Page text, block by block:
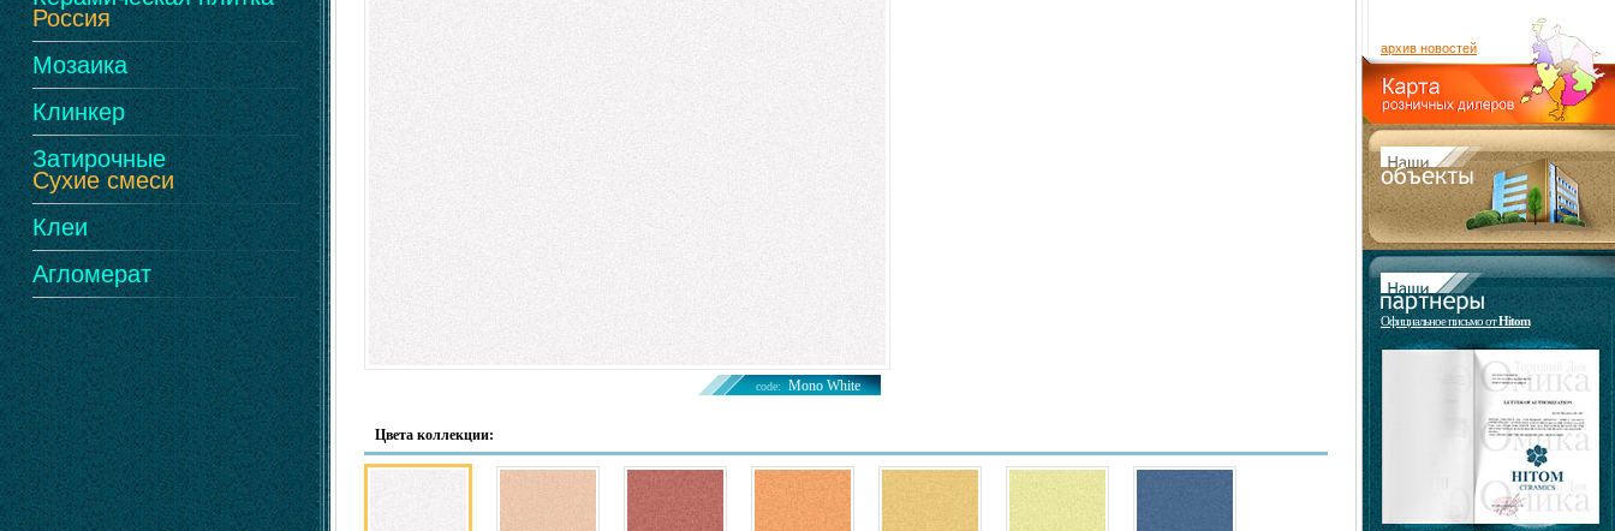
Россия
Мозаика
Клинкер
Затирочные
Сухие смеси
Клеи
Агломерат
code: Mono White
Цвета коллекции:
архив новостей
Официальное письмо отHitom